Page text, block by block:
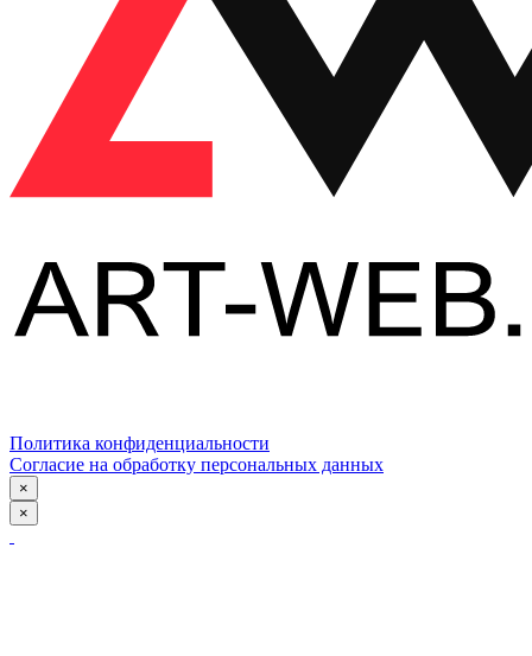
Политика конфиденциальности
Согласие на обработку персональных данных
×
×